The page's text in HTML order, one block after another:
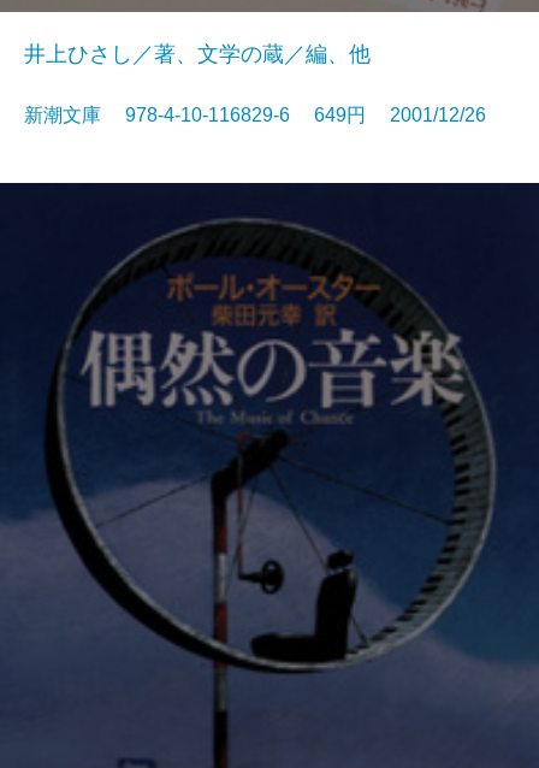
井上ひさし／著、文学の蔵／編、他
新潮文庫 978-4-10-116829-6 649円 2001/12/26